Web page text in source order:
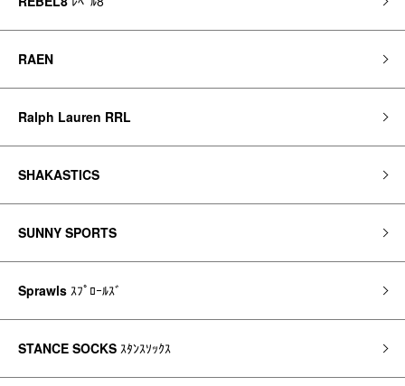
RAEN
Ralph Lauren RRL
SHAKASTICS
SUNNY SPORTS
Sprawls ｽﾌﾟﾛｰﾙｽﾞ
STANCE SOCKS ｽﾀﾝｽｿｯｸｽ